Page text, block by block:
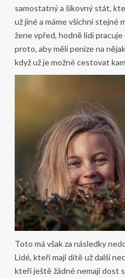
samostatný a šikovný stát,
už jiné a máme všichni stejné
žene vpřed, hodně lidí
proto, aby měli peníze na
když už je možné cestovat
Toto má však za následky
Lidé, kteří mají dítě už další
kteří ještě žádné nemají dost